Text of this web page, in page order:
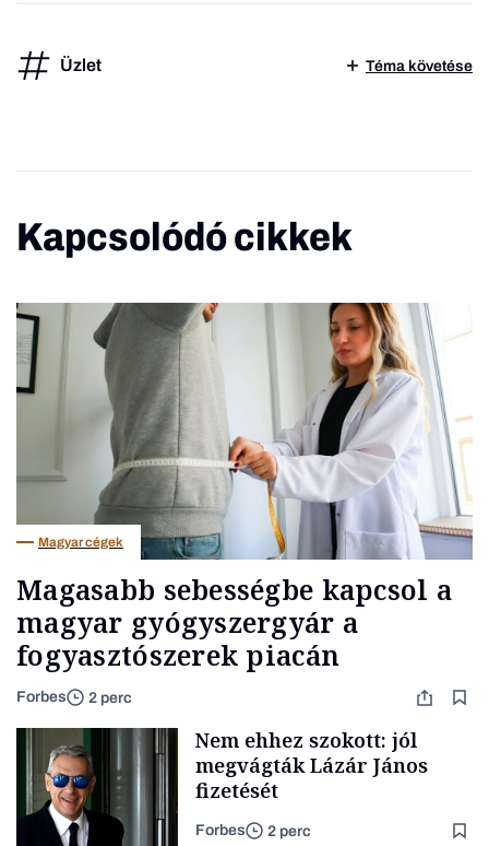
Üzlet Téma követése
Kapcsolódó cikkek
Magyar cégek
Magasabb sebességbe kapcsol a
magyar gyógyszergyár a
fogyasztószerek piacán
Forbes 2 perc
Nem ehhez szokott: jól
megvágták Lázár János
fizetését
Forbes 2 perc